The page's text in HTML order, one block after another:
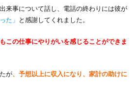
来事について話し、電話の終わりには彼が
た」 と感謝してくれました。
この仕事にやりがいを感じることができま
が、予想以上に収入になり、家計の助けに